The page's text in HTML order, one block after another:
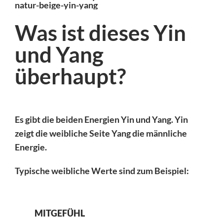
Was ist dieses Yin
und Yang
überhaupt?
Es gibt die beiden Energien Yin und Yang. Yin
zeigt die weibliche Seite Yang die männliche
Energie.
Typische weibliche Werte sind zum Beispiel:
MITGEFÜHL